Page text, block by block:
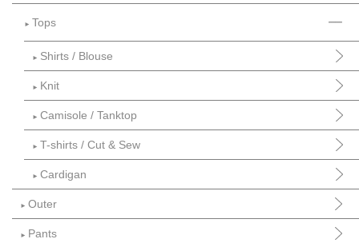
► Tops
► Shirts / Blouse
► Knit
► Camisole / Tanktop
► T-shirts / Cut & Sew
► Cardigan
► Outer
► Pants